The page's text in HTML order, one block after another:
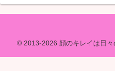
© 2013-2026 顔のキレイは日々